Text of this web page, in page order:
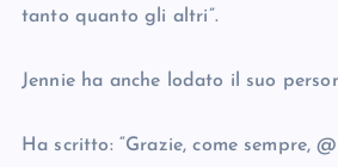
tanto quanto gli altri”.
Jennie ha anche lodato il suo
Ha scritto: “Grazie, come sempre,